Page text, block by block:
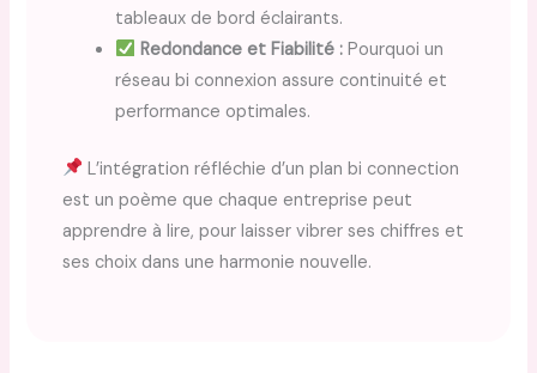
tableaux de bord éclairants.
Redondance et Fiabilité :Pourquoi un
réseau bi connexion assure continuité et
performance optimales.
L’intégration réfléchie d’un plan bi connection
est un poème que chaque entreprise peut
apprendre à lire, pour laisser vibrer ses chiffres et
ses choix dans une harmonie nouvelle.